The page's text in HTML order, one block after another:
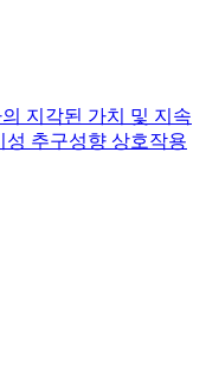
지각된 가치 및 지속
성 추구성향 상호작용